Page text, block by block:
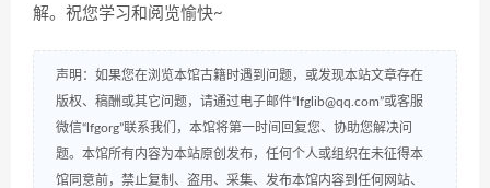
解。祝您学习和阅览愉快~
声明：如果您在浏览本馆古籍时遇到问题，或发现本站文章存在
版权、稿酬或其它问题，请通过电子邮件“lfglib@qq.com”或客服
微信“lfgorg”联系我们，本馆将第一时间回复您、协助您解决问
题。本馆所有内容为本站原创发布，任何个人或组织在未征得本
馆同意前，禁止复制、盗用、采集、发布本馆内容到任何网站、